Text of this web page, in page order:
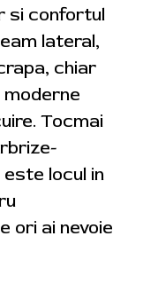
si confortul
lateral,
chiar
Tocmai
este locul in
ori ai nevoie